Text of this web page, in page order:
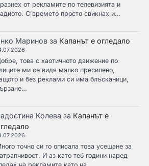
от рекламите по телевизията и
С времето просто свикнах и…
Маринов за Капанът е огледало
това с хаотичното движение по
ми се видя малко пресилено,
и без реклами си има блъсканици,
Колева за Капанът е
точно си го описала това усещане за
И аз като теб години наред